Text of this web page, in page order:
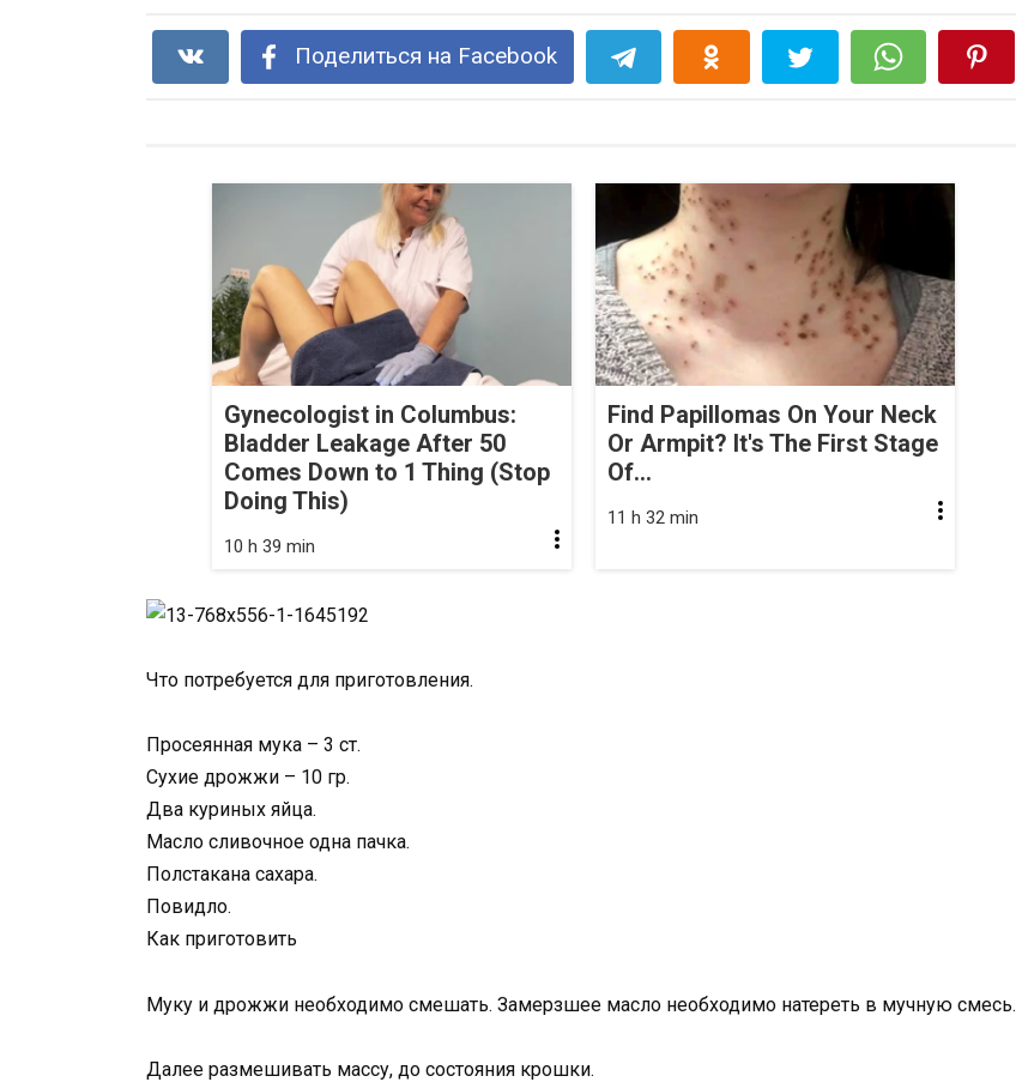
Поделиться на Facebook
Gynecologist in Columbus:
Bladder Leakage After 50
Comes Down to 1 Thing (Stop
Doing This)
10 h 39 min
Find Papillomas On Your Neck
Or Armpit? It's The First Stage
Of...
11 h 32 min
Что потребуется для приготовления.
Просеянная мука – 3 ст.
Сухие дрожжи – 10 гр.
Два куриных яйца.
Масло сливочное одна пачка.
Полстакана сахара.
Повидло.
Как приготовить
Муку и дрожжи необходимо смешать. Замерзшее масло необходимо натереть в мучную смесь.
Далее размешивать массу, до состояния крошки.